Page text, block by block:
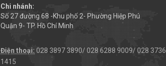
Chi nhánh:
Số 27 đường 68 -Khu phố 2- Phường Hiệp Phú
Quận 9- TP. Hồ Chí Minh
Điện thoại: 028 3897 3890/ 028 6288 9009/ 028 3736
1415